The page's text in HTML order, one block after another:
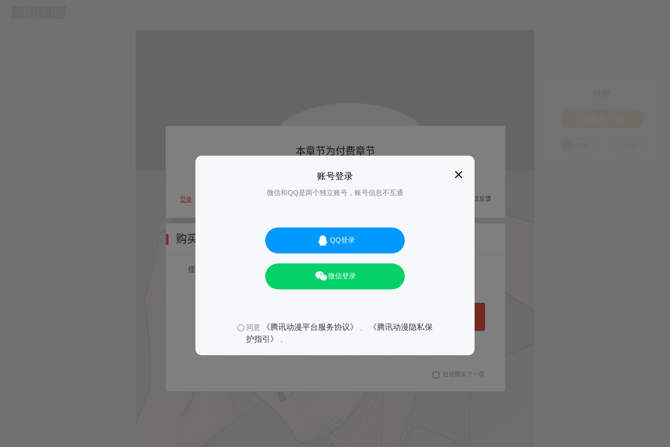
账号登录
微信和QQ是两个独立账号，账号信息不互通
QQ登录
微信登录
同意 《腾讯动漫平台服务协议》
《腾讯动漫隐私保
护指引》
。